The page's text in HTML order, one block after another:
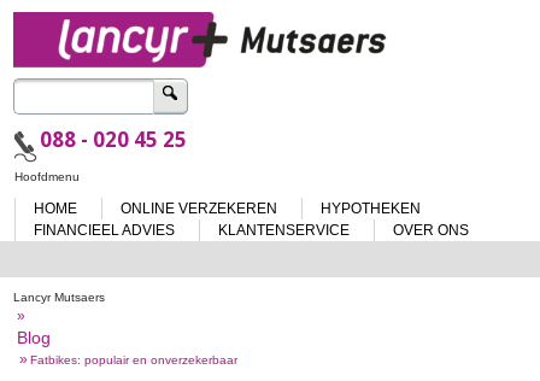
Zoeken
naar:
088 - 020 45 25
Spring
inhoud
Hoofdmenu
HOME ONLINE VERZEKEREN
HYPOTHEKEN
FINANCIEEL ADVIES
KLANTENSERVICE OVER ONS
Lancyr Mutsaers
»
Blog
» Fatbikes: populair en onverzekerbaar